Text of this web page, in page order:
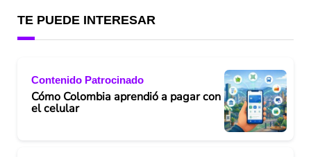
TE PUEDE INTERESAR
Contenido Patrocinado
Cómo Colombia aprendió a pagar con
el celular